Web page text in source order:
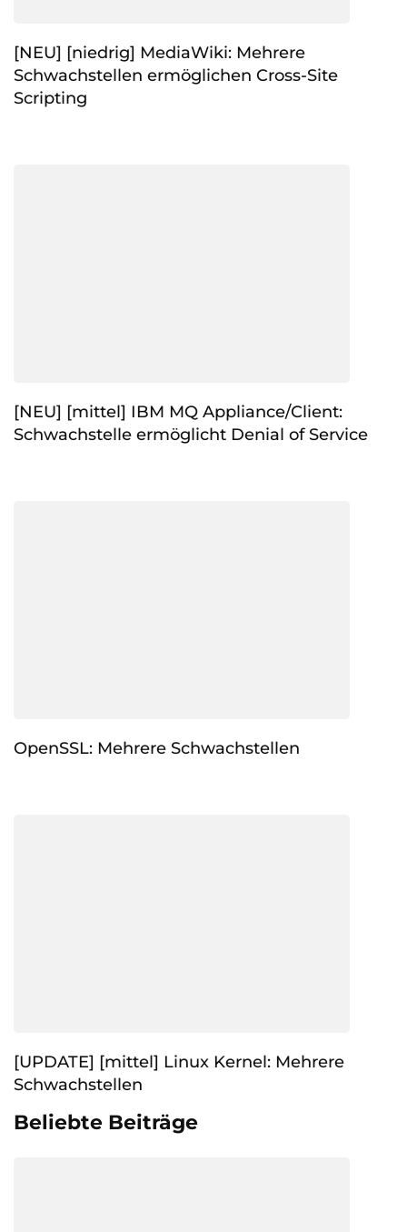
[NEU] [niedrig] MediaWiki: Mehrere
Schwachstellen ermöglichen Cross-Site
Scripting
[NEU] [mittel] IBM MQ Appliance/Client:
Schwachstelle ermöglicht Denial of Service
OpenSSL: Mehrere Schwachstellen
[UPDATE] [mittel] Linux Kernel: Mehrere
Schwachstellen
Beliebte Beiträge